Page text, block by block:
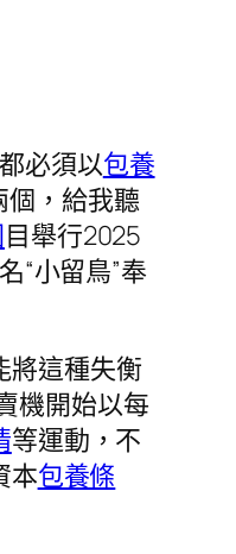
必須以包養
個，給我聽
目舉行2025
名“小留鳥”奉
將這種失衡
機開始以每
等運動，不
本包養條